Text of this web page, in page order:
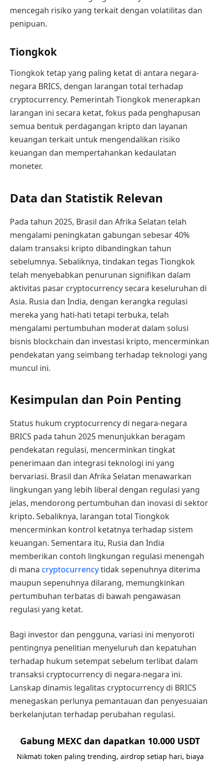
mencegah risiko yang terkait dengan volatilitas dan
penipuan.
Tiongkok
Tiongkok tetap yang paling ketat di antara negara-
negara BRICS, dengan larangan total terhadap
cryptocurrency. Pemerintah Tiongkok menerapkan
larangan ini secara ketat, fokus pada penghapusan
semua bentuk perdagangan kripto dan layanan
keuangan terkait untuk mengendalikan risiko
keuangan dan mempertahankan kedaulatan
moneter.
Data dan Statistik Relevan
Pada tahun 2025, Brasil dan Afrika Selatan telah
mengalami peningkatan gabungan sebesar 40%
dalam transaksi kripto dibandingkan tahun
sebelumnya. Sebaliknya, tindakan tegas Tiongkok
telah menyebabkan penurunan signifikan dalam
aktivitas pasar cryptocurrency secara keseluruhan di
Asia. Rusia dan India, dengan kerangka regulasi
mereka yang hati-hati tetapi terbuka, telah
mengalami pertumbuhan moderat dalam solusi
bisnis blockchain dan investasi kripto, mencerminkan
pendekatan yang seimbang terhadap teknologi yang
muncul ini.
Kesimpulan dan Poin Penting
Status hukum cryptocurrency di negara-negara
BRICS pada tahun 2025 menunjukkan beragam
pendekatan regulasi, mencerminkan tingkat
penerimaan dan integrasi teknologi ini yang
bervariasi. Brasil dan Afrika Selatan menawarkan
lingkungan yang lebih liberal dengan regulasi yang
jelas, mendorong pertumbuhan dan inovasi di sektor
kripto. Sebaliknya, larangan total Tiongkok
mencerminkan kontrol ketatnya terhadap sistem
keuangan. Sementara itu, Rusia dan India
memberikan contoh lingkungan regulasi menengah
di mana cryptocurrencytidak sepenuhnya diterima
maupun sepenuhnya dilarang, memungkinkan
pertumbuhan terbatas di bawah pengawasan
regulasi yang ketat.
Bagi investor dan pengguna, variasi ini menyoroti
pentingnya penelitian menyeluruh dan kepatuhan
terhadap hukum setempat sebelum terlibat dalam
transaksi cryptocurrency di negara-negara ini.
Lanskap dinamis legalitas cryptocurrency di BRICS
menegaskan perlunya pemantauan dan penyesuaian
berkelanjutan terhadap perubahan regulasi.
Gabung MEXC dan dapatkan 10.000 USDT
Nikmati token paling trending, airdrop setiap hari, biaya